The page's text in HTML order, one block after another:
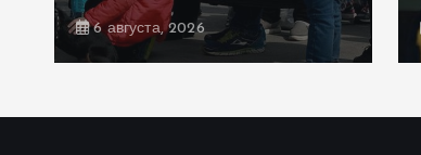
6 августа, 2026